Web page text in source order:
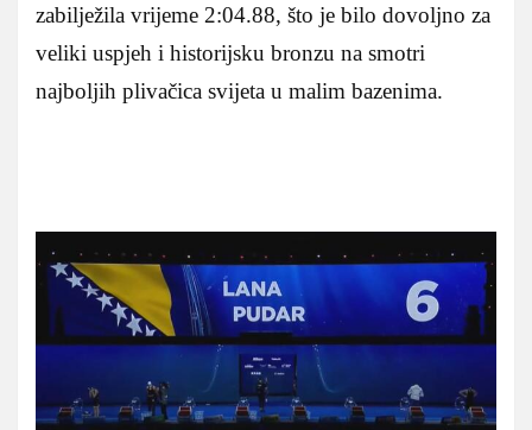
zabilježila vrijeme 2:04.88, što je bilo dovoljno za
veliki uspjeh i historijsku bronzu na smotri
najboljih plivačica svijeta u malim bazenima.